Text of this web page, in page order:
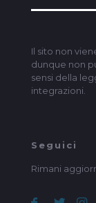
Il sito non
dunque non
sensi della
integrazioni.
Seguici
Rimani